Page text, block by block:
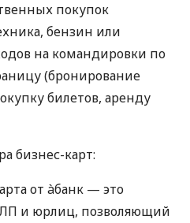
покупок
бензин или
на командировки по
(бронирование
билетов, аренду
бизнес-карт:
от àбанк — это
и юрлиц, позволяющий